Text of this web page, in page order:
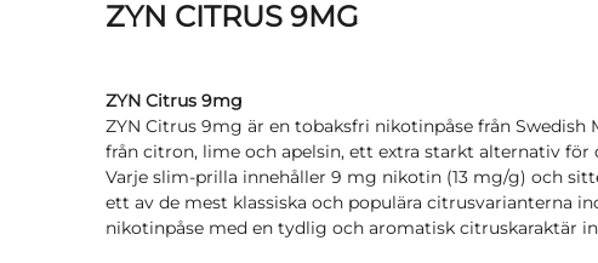
ZYN CITRUS 9MG
ZYN Citrus 9mg
ZYN Citrus 9mg är en tobaksfri nikotinpåse från
från citron, lime och apelsin, ett extra starkt alternativ
Varje slim-prilla innehåller 9 mg nikotin (13 mg/g) och
ett av de mest klassiska och populära citrusvarianterna
nikotinpåse med en tydlig och aromatisk citruskaraktär